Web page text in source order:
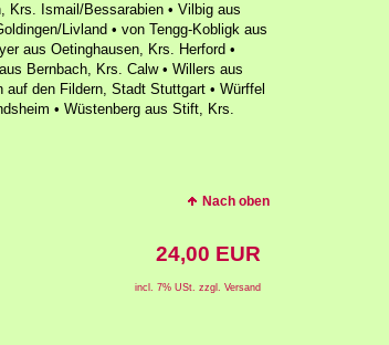
Krs. Ismail/Bessarabien • Vilbig aus
Livland • von Tengg-Kobligk aus
aus Oetinghausen, Krs. Herford •
Bernbach, Krs. Calw • Willers aus
den Fildern, Stadt Stuttgart • Würffel
• Wüstenberg aus Stift, Krs.
Nach oben
24,00 EUR
incl. 7% USt. zzgl. Versand